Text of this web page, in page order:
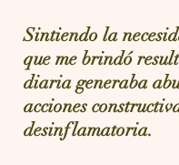
Sintiendo la
que me brindó
diaria generaba
acciones
desinflamatoria.